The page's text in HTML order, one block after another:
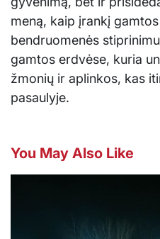
meną, kaip įrankį
bendruomenės
gamtos erdvėse, kuria
žmonių ir aplinkos, kas
pasaulyje.
You May Also Like